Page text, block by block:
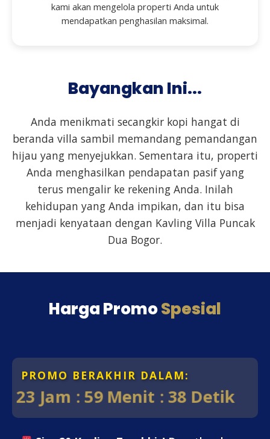
kami akan mengelola properti Anda untuk
mendapatkan penghasilan maksimal.
Bayangkan Ini...
Anda menikmati secangkir kopi hangat di
beranda villa sambil memandang pemandangan
hijau yang menyejukkan. Sementara itu, properti
Anda menghasilkan pendapatan pasif yang
terus mengalir ke rekening Anda. Inilah
kehidupan yang Anda impikan, dan itu bisa
menjadi kenyataan dengan Kavling Villa Puncak
Dua Bogor.
Harga PromoSpesial
PROMO BERAKHIR DALAM:
23 Jam : 59 Menit : 36 Detik